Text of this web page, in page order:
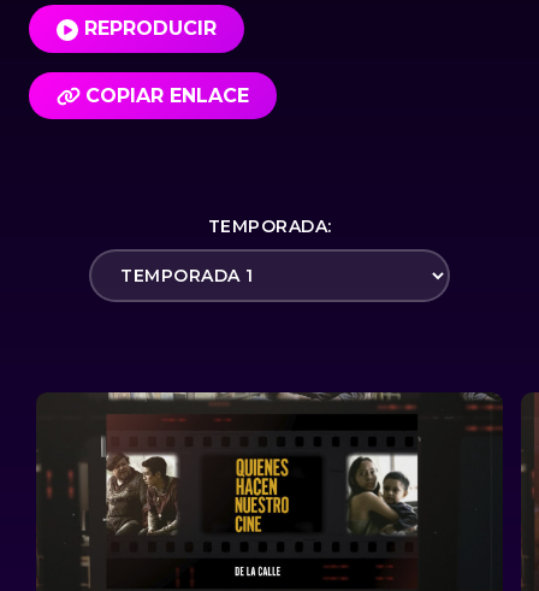
REPRODUCIR
COPIAR ENLACE
TEMPORADA: